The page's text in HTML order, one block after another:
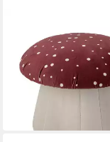
Hocker Lue Hocker
37 x 30 cm
106,39 €
in 2-3 Werktagen bei dir